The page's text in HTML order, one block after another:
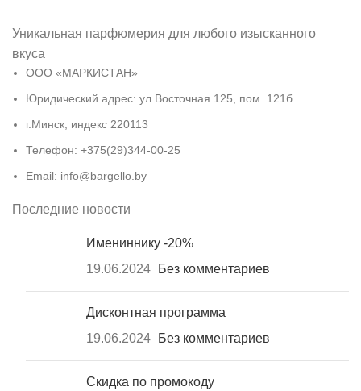
Уникальная парфюмерия для любого изысканного
вкуса
ООО «МАРКИСТАН»
Юридический адрес: ул.Восточная 125, пом. 121б
г.Минск, индекс 220113
Телефон: +375(29)344-00-25
Email: info@bargello.by
Последние новости
Имениннику -20%
19.06.2024
Без комментариев
Дисконтная программа
19.06.2024
Без комментариев
Скидка по промокоду